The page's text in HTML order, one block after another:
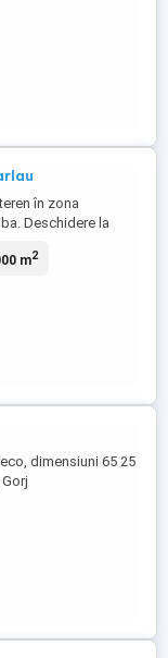
2 m lățime. 42
în zona
Deschidere la
m2
dimensiuni 65 25